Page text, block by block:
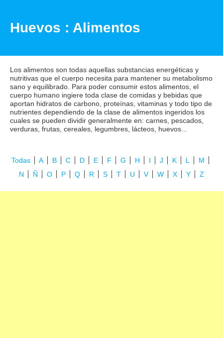
Huevos : Alimentos
Los alimentos son todas aquellas substancias energéticas y
nutritivas que el cuerpo necesita para mantener su metabolismo
sano y equilibrado. Para poder consumir estos alimentos, el
cuerpo humano ingiere toda clase de comidas y bebidas que
aportan hidratos de carbono, proteínas, vitaminas y todo tipo de
nutrientes dependiendo de la clase de alimentos ingeridos los
cuales se pueden dividir generalmente en: carnes, pescados,
verduras, frutas, cereales, legumbres, lácteos, huevos...
Todas A B C D E F G H I J K L
M
N
Ñ O P Q R S T U V W X Y Z